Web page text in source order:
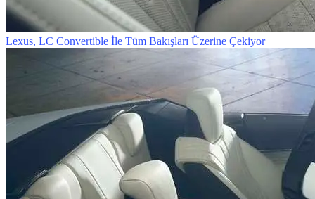
Lexus, LC Convertible İle Tüm Bakışları Üzerine Çekiyor